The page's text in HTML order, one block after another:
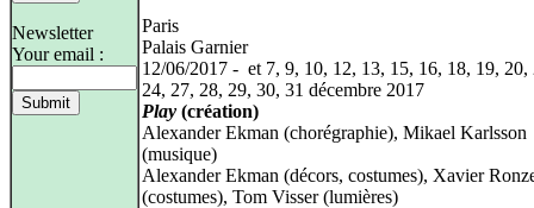
Newsletter
Your email :
Paris
Palais Garnier
12/06/2017 - et 7, 9, 10, 12, 13, 15, 16, 18, 19, 20,
24, 27, 28, 29, 30, 31 décembre 2017
Play (création)
Alexander Ekman (chorégraphie), Mikael Karlsson
(musique)
Alexander Ekman (décors, costumes), Xavier
(costumes), Tom Visser (lumières)